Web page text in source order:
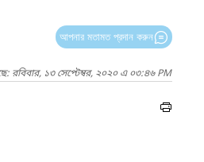
আপনার মতামত প্রদান করুন
রবিবার, ১৩ সেপ্টেম্বর, ২০২০ এ ০৩:৪৬ PM